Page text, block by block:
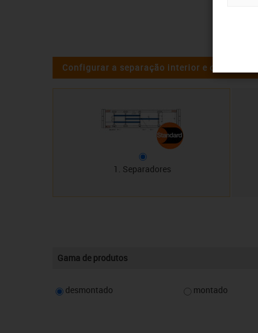
Configurar a separação interior e os cabos
1. Separadores
Gama de produtos
desmontado
montado